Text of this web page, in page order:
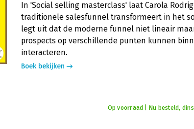
In 'Social selling masterclass' laat Carola
traditionele salesfunnel transformeert in het
legt uit dat de moderne funnel niet lineair
prospects op verschillende punten kunnen
interacteren.
Boek bekijken
Op voorraad | Nu besteld,